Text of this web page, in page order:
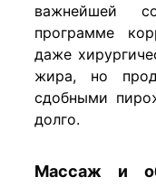
важнейшей
программе
даже
жира, но
сдобными
долго.
Массаж и